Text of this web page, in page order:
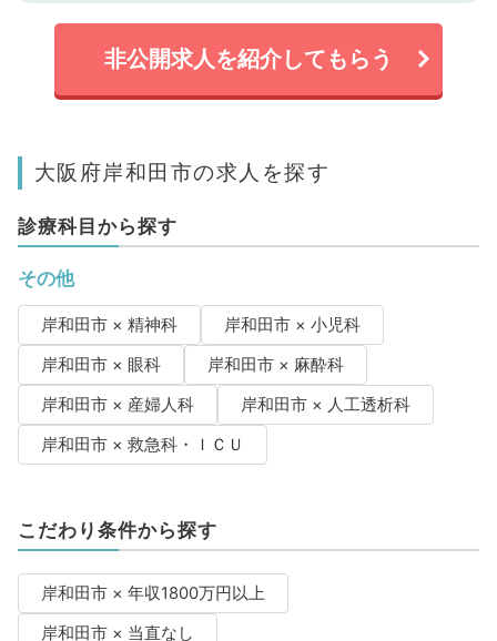
非公開求人を紹介してもらう
大阪府岸和田市の求人を探す
診療科目から探す
その他
岸和田市 × 精神科
岸和田市 × 小児科
岸和田市 × 眼科
岸和田市 × 麻酔科
岸和田市 × 産婦人科
岸和田市 × 人工透析科
岸和田市 × 救急科・ＩＣＵ
こだわり条件から探す
岸和田市 × 年収1800万円以上
岸和田市 × 当直なし